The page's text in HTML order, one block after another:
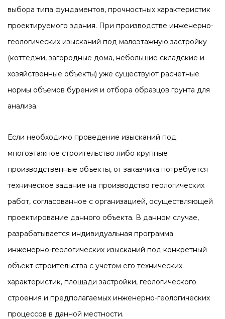
выбора типа фундаментов, прочностных характеристик
проектируемого здания. При производстве инженерно-
геологических изысканий под малоэтажную застройку
(коттеджи, загородные дома, небольшие складские и
хозяйственные объекты) уже существуют расчетные
нормы объемов бурения и отбора образцов грунта для
анализа.
Если необходимо проведение изысканий под
многоэтажное строительство либо крупные
производственные объекты, от заказчика потребуется
техническое задание на производство геологических
работ, согласованное с организацией, осуществляющей
проектирование данного объекта. В данном случае,
разрабатывается индивидуальная программа
инженерно-геологических изысканий под конкретный
объект строительства с учетом его технических
характеристик, площади застройки, геологического
строения и предполагаемых инженерно-геологических
процессов в данной местности.